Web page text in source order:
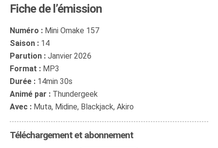
Fiche de l’émission
Numéro : Mini Omake 157
Saison : 14
Parution : Janvier 2026
Format : MP3
Durée : 14min 30s
Animé par : Thundergeek
Avec : Muta, Midine, Blackjack, Akiro
Téléchargement et abonnement